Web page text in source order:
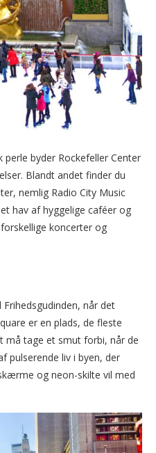
byder Rockefeller Center
Blandt andet finder du
nemlig Radio City Music
hav af hyggelige caféer og
koncerter og
når det
er en plads, de fleste
må tage et smut forbi, når de
pulserende liv i byen, der
og neon-skilte vil med